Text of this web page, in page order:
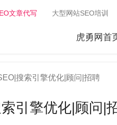
虎勇网首
文章代写 大型网站SEO培训
搜索引擎优化|顾问|招聘
引擎优化|顾问|